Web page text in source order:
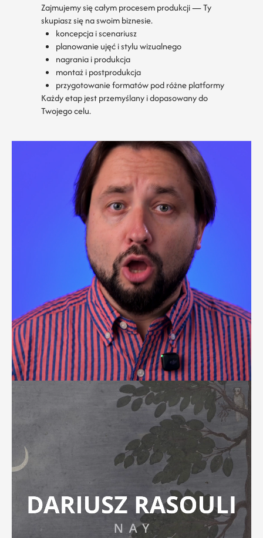
Zajmujemy się całym procesem produkcji — Ty
skupiasz się na swoim biznesie.
koncepcja i scenariusz
planowanie ujęć i stylu wizualnego
nagrania i produkcja
montaż i postprodukcja
przygotowanie formatów pod różne platformy
Każdy etap jest przemyślany i dopasowany do
Twojego celu.